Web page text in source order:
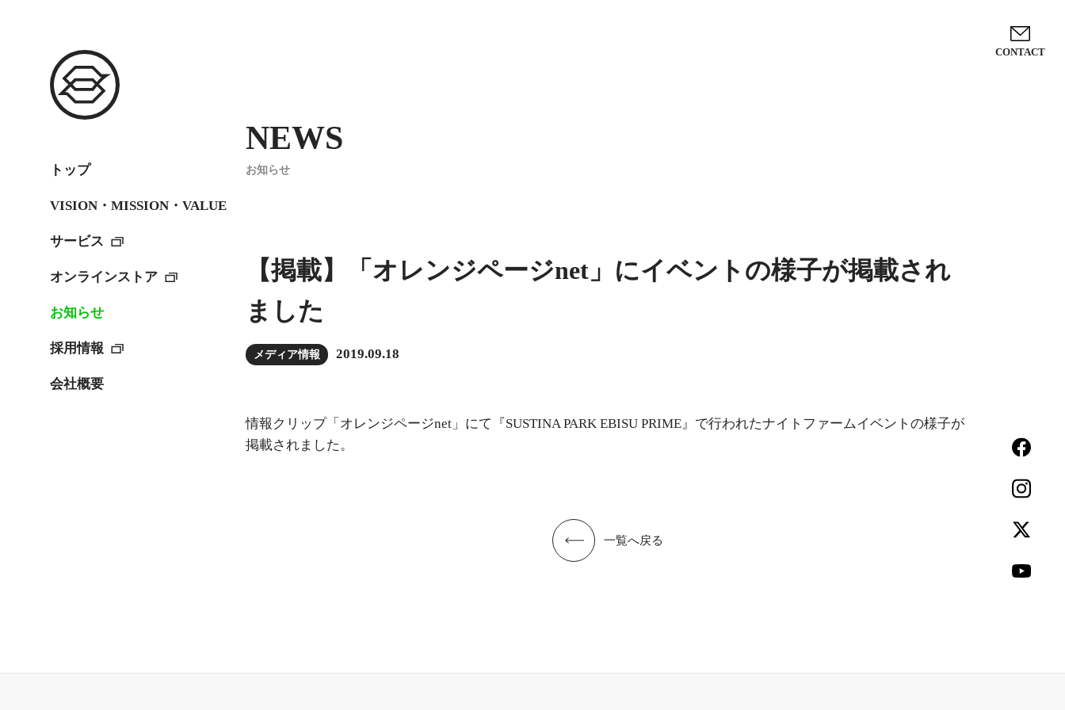
トップ
VISION・MISSION・VALUE
サービス
オンラインストア
お知らせ
採用情報
会社概要
CONTACT
NEWS
お知らせ
【掲載】「オレンジページnet」にイベントの様子が掲載され
ました
メディア情報 2019.09.18
情報クリップ「オレンジページnet」にて『SUSTINA PARK EBISU PRIME』で行われたナイトファームイベントの様子が
掲載されました。
一覧へ戻る